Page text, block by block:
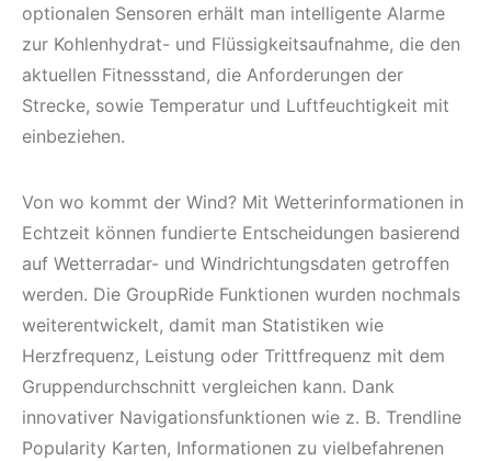
optionalen Sensoren erhält man intelligente Alarme
zur Kohlenhydrat- und Flüssigkeitsaufnahme, die den
aktuellen Fitnessstand, die Anforderungen der
Strecke, sowie Temperatur und Luftfeuchtigkeit mit
einbeziehen.
Von wo kommt der Wind? Mit Wetterinformationen in
Echtzeit können fundierte Entscheidungen basierend
auf Wetterradar- und Windrichtungsdaten getroffen
werden. Die GroupRide Funktionen wurden nochmals
weiterentwickelt, damit man Statistiken wie
Herzfrequenz, Leistung oder Trittfrequenz mit dem
Gruppendurchschnitt vergleichen kann. Dank
innovativer Navigationsfunktionen wie z. B. Trendline
Popularity Karten, Informationen zu vielbefahrenen